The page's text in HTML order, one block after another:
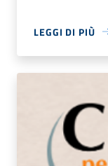
LEGGI DI PIÙ